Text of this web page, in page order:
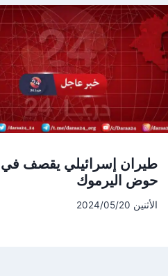
طيران إسرائيلي يقصف في
حوض اليرموك
الأثنين 2024/05/20